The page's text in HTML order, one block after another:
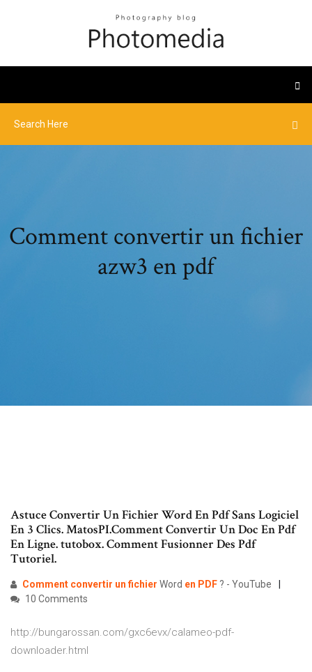
Comment convertir un fichier
azw3 en pdf
Astuce Convertir Un Fichier Word En Pdf Sans Logiciel
En 3 Clics. MatosPI.Comment Convertir Un Doc En Pdf
En Ligne. tutobox. Comment Fusionner Des Pdf
Tutoriel.
Comment convertir un fichier Word en PDF ? - YouTube
10 Comments
http://bungarossan.com/gxc6evx/calameo-pdf-
downloader.html